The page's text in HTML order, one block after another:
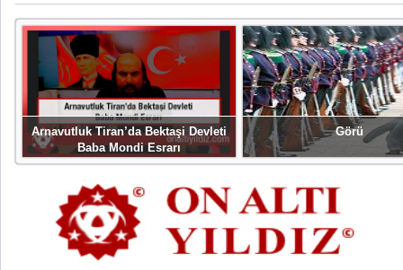
Arnavutluk Tiran’da Bektaşi Devleti
Baba Mondi Esrarı
Görü